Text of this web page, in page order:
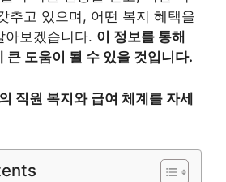
추고 있으며, 어떤 복지 혜택을
아보겠습니다. 이 정보를 통해
큰 도움이 될 수 있을 것입니다.
직원 복지와 급여 체계를 자세